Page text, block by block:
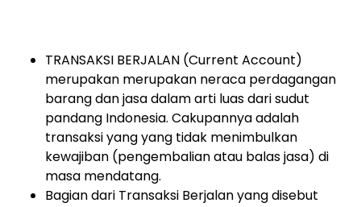
TRANSAKSI BERJALAN (Current Account)
merupakan merupakan neraca perdagangan
barang dan jasa dalam arti luas dari sudut
pandang Indonesia. Cakupannya adalah
transaksi yang yang tidak menimbulkan
kewajiban (pengembalian atau balas jasa) di
masa mendatang.
Bagian dari Transaksi Berjalan yang disebut